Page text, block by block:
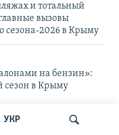
УКР
и тотальный
вызовы
сезона-2026 в Крыму
на бензин»:
сезон в Крыму